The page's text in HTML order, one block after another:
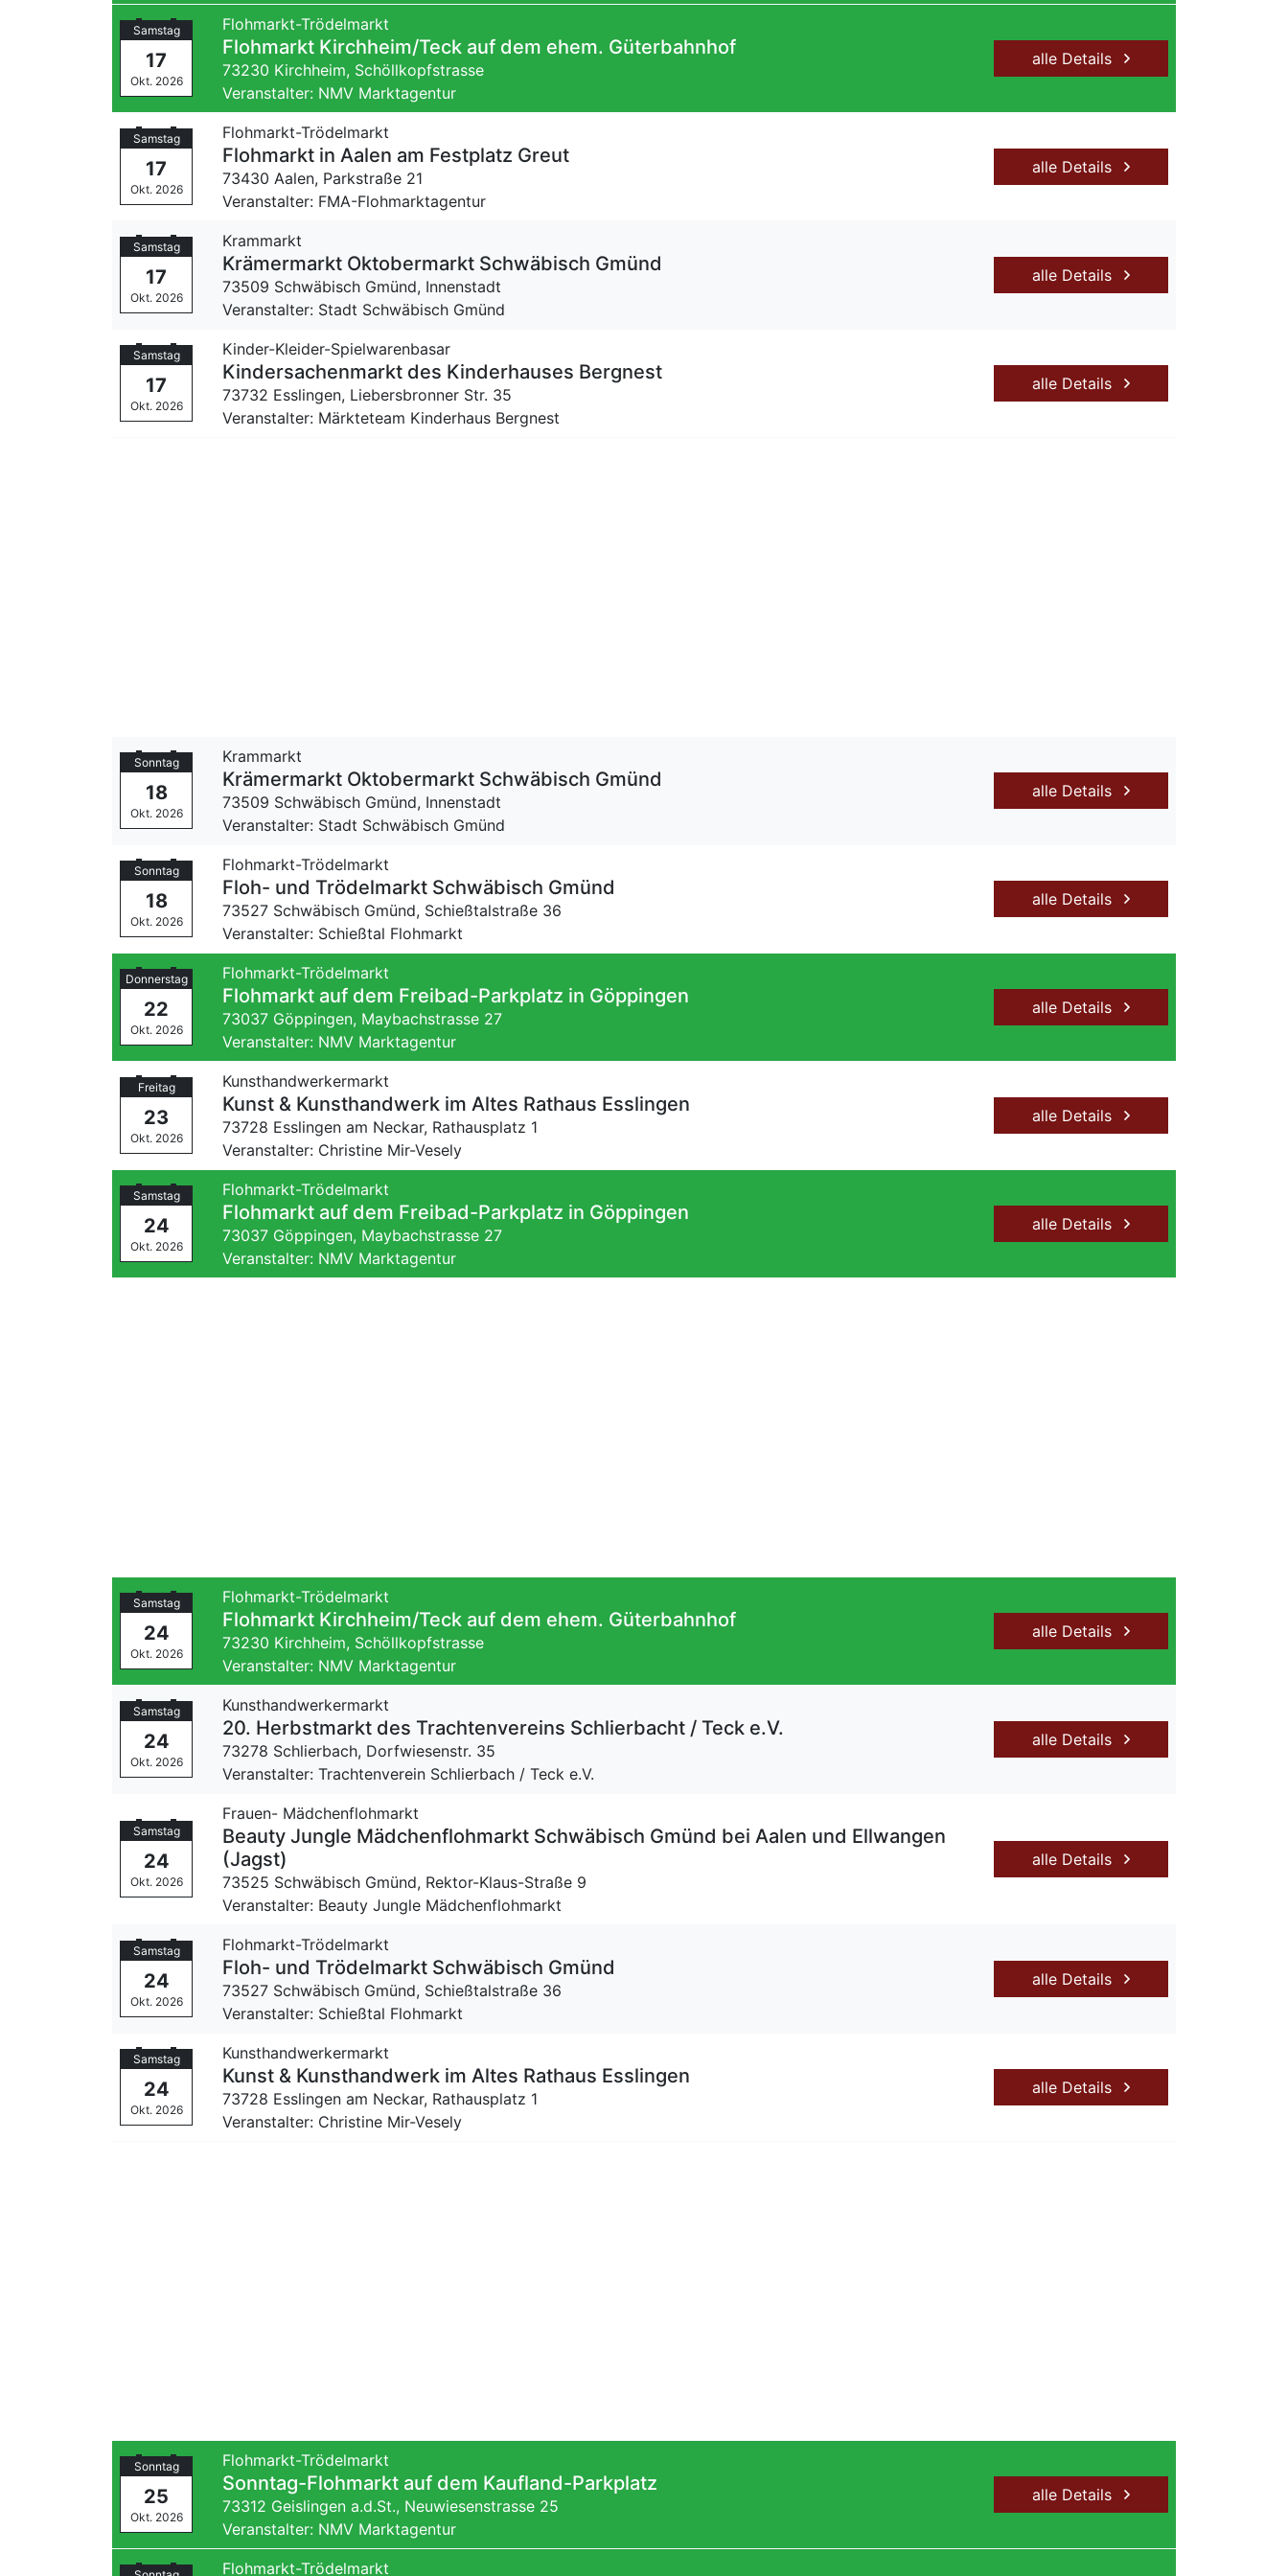
Samstag
17
Okt. 2026
Flohmarkt-Trödelmarkt
Flohmarkt Kirchheim/Teck auf dem ehem. Güterbahnhof
73230 Kirchheim, Schöllkopfstrasse
Veranstalter: NMV Marktagentur
alle Details
Samstag
17
Okt. 2026
Flohmarkt-Trödelmarkt
Flohmarkt in Aalen am Festplatz Greut
73430 Aalen, Parkstraße 21
Veranstalter: FMA-Flohmarktagentur
alle Details
Samstag
17
Okt. 2026
Krammarkt
Krämermarkt Oktobermarkt Schwäbisch Gmünd
73509 Schwäbisch Gmünd, Innenstadt
Veranstalter: Stadt Schwäbisch Gmünd
alle Details
Samstag
17
Okt. 2026
Kinder-Kleider-Spielwarenbasar
Kindersachenmarkt des Kinderhauses Bergnest
73732 Esslingen, Liebersbronner Str. 35
Veranstalter: Märkteteam Kinderhaus Bergnest
alle Details
Sonntag
18
Okt. 2026
Krammarkt
Krämermarkt Oktobermarkt Schwäbisch Gmünd
73509 Schwäbisch Gmünd, Innenstadt
Veranstalter: Stadt Schwäbisch Gmünd
alle Details
Sonntag
18
Okt. 2026
Flohmarkt-Trödelmarkt
Floh- und Trödelmarkt Schwäbisch Gmünd
73527 Schwäbisch Gmünd, Schießtalstraße 36
Veranstalter: Schießtal Flohmarkt
alle Details
Donnerstag
22
Okt. 2026
Flohmarkt-Trödelmarkt
Flohmarkt auf dem Freibad-Parkplatz in Göppingen
73037 Göppingen, Maybachstrasse 27
Veranstalter: NMV Marktagentur
alle Details
Freitag
23
Okt. 2026
Kunsthandwerkermarkt
Kunst & Kunsthandwerk im Altes Rathaus Esslingen
73728 Esslingen am Neckar, Rathausplatz 1
Veranstalter: Christine Mir-Vesely
alle Details
Samstag
24
Okt. 2026
Flohmarkt-Trödelmarkt
Flohmarkt auf dem Freibad-Parkplatz in Göppingen
73037 Göppingen, Maybachstrasse 27
Veranstalter: NMV Marktagentur
alle Details
Samstag
24
Okt. 2026
Flohmarkt-Trödelmarkt
Flohmarkt Kirchheim/Teck auf dem ehem. Güterbahnhof
73230 Kirchheim, Schöllkopfstrasse
Veranstalter: NMV Marktagentur
alle Details
Samstag
24
Okt. 2026
Kunsthandwerkermarkt
20. Herbstmarkt des Trachtenvereins Schlierbacht / Teck e.V.
73278 Schlierbach, Dorfwiesenstr. 35
Veranstalter: Trachtenverein Schlierbach / Teck e.V.
alle Details
Samstag
24
Okt. 2026
Frauen- Mädchenflohmarkt
Beauty Jungle Mädchenflohmarkt Schwäbisch Gmünd bei Aalen und Ellwangen
(Jagst)
73525 Schwäbisch Gmünd, Rektor-Klaus-Straße 9
Veranstalter: Beauty Jungle Mädchenflohmarkt
alle Details
Samstag
24
Okt. 2026
Flohmarkt-Trödelmarkt
Floh- und Trödelmarkt Schwäbisch Gmünd
73527 Schwäbisch Gmünd, Schießtalstraße 36
Veranstalter: Schießtal Flohmarkt
alle Details
Samstag
24
Okt. 2026
Kunsthandwerkermarkt
Kunst & Kunsthandwerk im Altes Rathaus Esslingen
73728 Esslingen am Neckar, Rathausplatz 1
Veranstalter: Christine Mir-Vesely
alle Details
Sonntag
25
Okt. 2026
Flohmarkt-Trödelmarkt
Sonntag-Flohmarkt auf dem Kaufland-Parkplatz
73312 Geislingen a.d.St., Neuwiesenstrasse 25
Veranstalter: NMV Marktagentur
alle Details
Flohmarkt-Trödelmarkt